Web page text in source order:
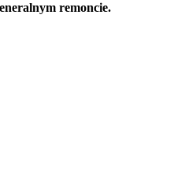
remoncie.